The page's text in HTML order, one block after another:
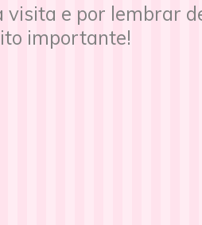
visita e por lembrar
importante!